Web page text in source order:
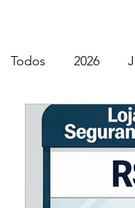
Todos 2026
SGEM PT
Maio